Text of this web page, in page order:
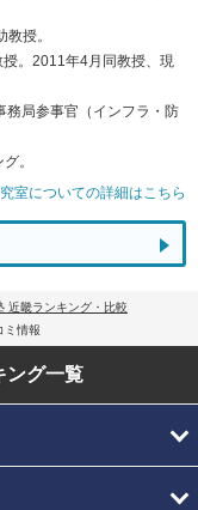
授。
。2011年4月同教授、現
務局参事官（インフラ・防
。
室についての詳細はこちら
近畿ランキング・比較
ミ情報
ング一覧